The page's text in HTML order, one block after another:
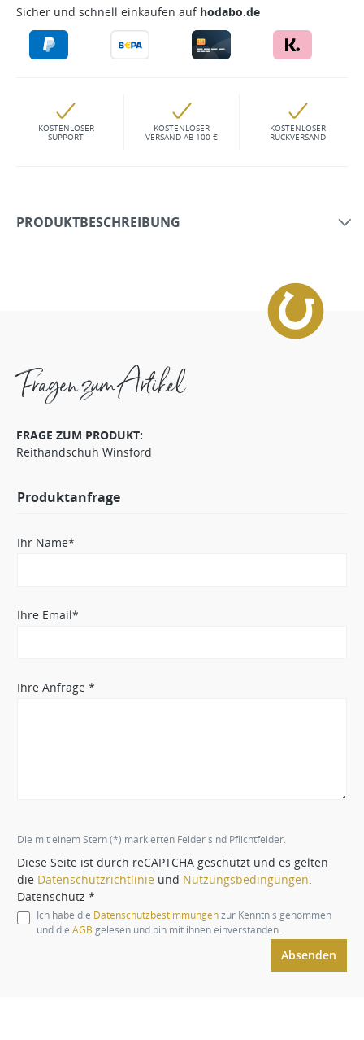
Sicher und schnell einkaufen auf hodabo.de
KOSTENLOSER
SUPPORT
KOSTENLOSER
VERSAND AB 100 €
KOSTENLOSER
RÜCKVERSAND
PRODUKTBESCHREIBUNG
Fragen zum Artikel
FRAGE ZUM PRODUKT:
Reithandschuh Winsford
Produktanfrage
Ihr Name*
Ihre Email*
Ihre Anfrage *
Die mit einem Stern (*) markierten Felder sind Pflichtfelder.
Diese Seite ist durch reCAPTCHA geschützt und es gelten
die Datenschutzrichtlinie und Nutzungsbedingungen
Datenschutz *
Ich habe die Datenschutzbestimmungenzur Kenntnis genommen
und die AGB gelesen und bin mit ihnen einverstanden.
Absenden